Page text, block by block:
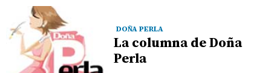
DOÑA PERLA
La columna de Doña
Perla